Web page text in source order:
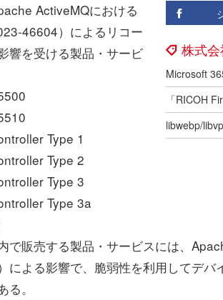
株式
ActiveMQにおける
46604）によるリコー
響を受ける製品・サービ
Type 1
Type 2
Type 3
Type 3a
で販売する製品・サービスには、
よる影響で、脆弱性を利用してデバ
。